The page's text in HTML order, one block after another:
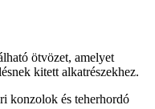
ötvözet, amelyet
kitett alkatrészekhez.
konzolok és teherhordó